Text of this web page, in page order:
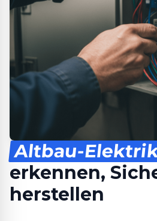
Altbau-
erkennen,
herstellen